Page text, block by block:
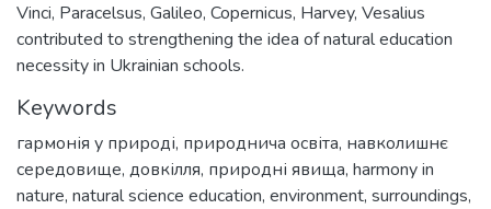
Vinci, Paracelsus, Galileo, Copernicus, Harvey, Vesalius
contributed to strengthening the idea of natural education
necessity in Ukrainian schools.
Keywords
гармонія у природі, природнича освіта, навколишнє
середовище, довкілля, природні явища, harmony in
nature, natural science education, environment, surroundings,